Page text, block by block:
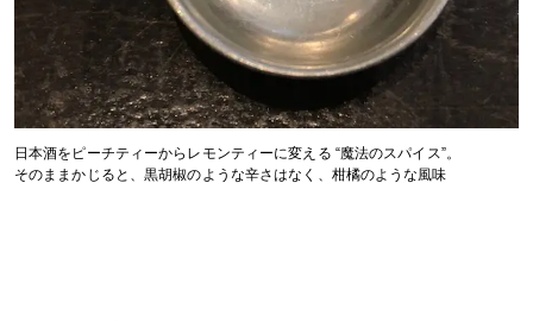
日本酒をピーチティーからレモンティーに変える “魔法のスパイス”。
そのままかじると、黒胡椒のような辛さはなく、柑橘のような風味